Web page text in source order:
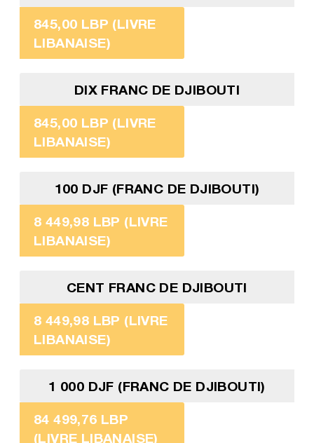
845,00 LBP (LIVRE
LIBANAISE)
DIX FRANC DE DJIBOUTI
845,00 LBP (LIVRE
LIBANAISE)
100 DJF (FRANC DE DJIBOUTI)
8 449,98 LBP (LIVRE
LIBANAISE)
CENT FRANC DE DJIBOUTI
8 449,98 LBP (LIVRE
LIBANAISE)
1 000 DJF (FRANC DE DJIBOUTI)
84 499,76 LBP
(LIVRE LIBANAISE)